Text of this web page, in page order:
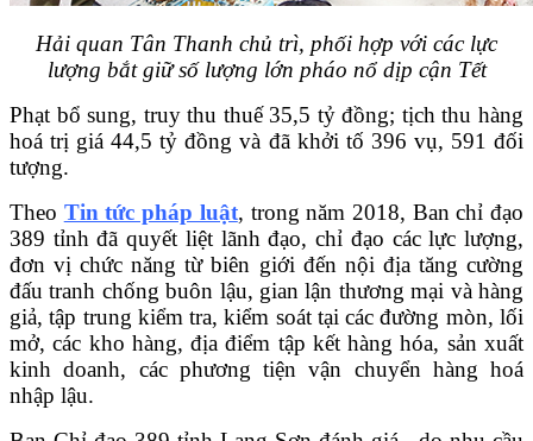
Hải quan Tân Thanh chủ trì, phối hợp với các lực
lượng bắt giữ số lượng lớn pháo nổ dịp cận Tết
Phạt bổ sung, truy thu thuế 35,5 tỷ đồng; tịch thu hàng
hoá trị giá 44,5 tỷ đồng và đã khởi tố 396 vụ, 591 đối
tượng.
Theo Tin tức pháp luật, trong năm 2018, Ban chỉ đạo
389 tỉnh đã quyết liệt lãnh đạo, chỉ đạo các lực lượng,
đơn vị chức năng từ biên giới đến nội địa tăng cường
đấu tranh chống buôn lậu, gian lận thương mại và hàng
giả, tập trung kiểm tra, kiểm soát tại các đường mòn, lối
mở, các kho hàng, địa điểm tập kết hàng hóa, sản xuất
kinh doanh, các phương tiện vận chuyển hàng hoá
nhập lậu.